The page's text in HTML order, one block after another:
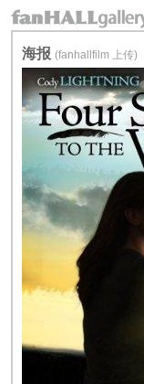
海报 (fanhallfilm 上传)